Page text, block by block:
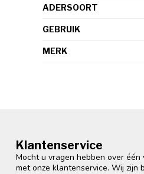
ADERSOORT
GEBRUIK
MERK
Klantenservice
Mocht u vragen hebben over
met onze klantenservice. Wij zijn